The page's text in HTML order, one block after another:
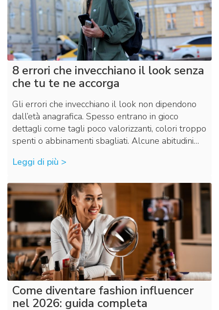
8 errori che invecchiano il look senza
che tu te ne accorga
Gli errori che invecchiano il look non dipendono
dall’età anagrafica. Spesso entrano in gioco
dettagli come tagli poco valorizzanti, colori troppo
spenti o abbinamenti sbagliati. Alcune abitudini…
Leggi di più >
Come diventare fashion influencer
nel 2026: guida completa